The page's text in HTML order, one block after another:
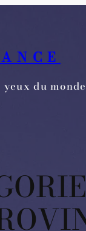
du monde